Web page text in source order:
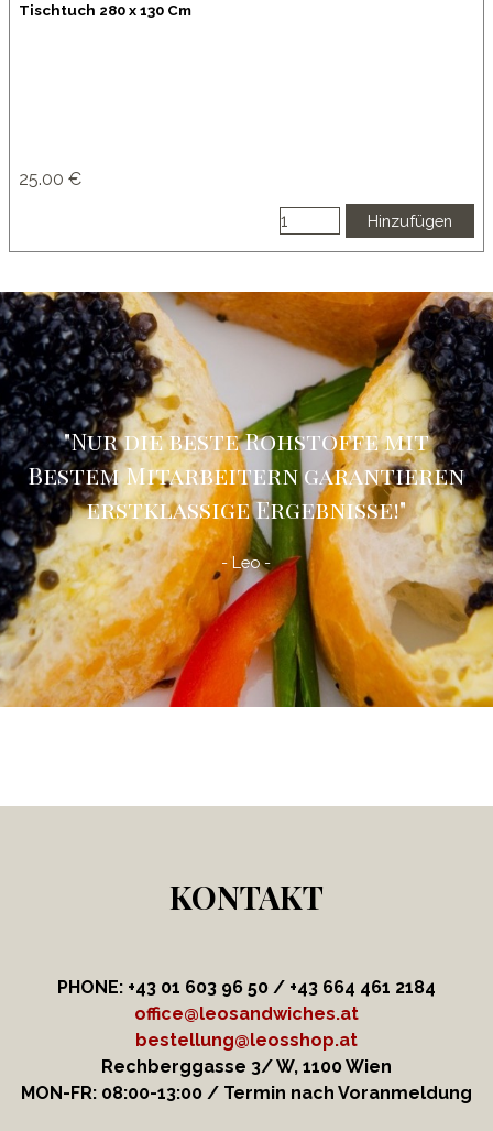
Tischtuch 280 x 130 Cm
25.00 €
Hinzufügen
"Nur die beste Rohstoffe mit
Bestem Mitarbeitern garantieren
erstklassige Ergebnisse!"
- Leo -
KONTAKT
PHONE: +43 01 603 96 50 / +43 664 461 2184
office@leosandwiches.at
bestellung@leosshop.at
Rechberggasse 3/ W, 1100 Wien
MON-FR: 08:00-13:00 / Termin nach Voranmeldung